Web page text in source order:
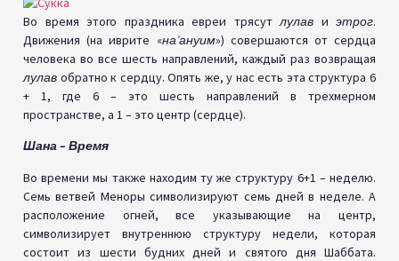
Во время этого праздника евреи трясутлулав и этрог.
Движения (на иврите «на’ануим») совершаются от сердца
человека во все шесть направлений, каждый раз возвращая
лулав обратно к сердцу. Опять же, у нас есть эта структура 6
+ 1, где 6 – это шесть направлений в трехмерном
пространстве, а 1 – это центр (сердце).
Шана – Время
Во времени мы также находим ту же структуру 6+1 – неделю.
Семь ветвей Меноры символизируют семь дней в неделе. А
расположение огней, все указывающие на центр,
символизирует внутреннюю структуру недели, которая
состоит из шести будних дней и святого дня Шаббата.